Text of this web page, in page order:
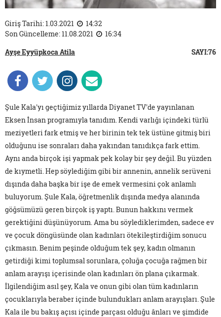
Giriş Tarihi: 1.03.2021
14:32
Son Güncelleme: 11.08.2021
16:34
Ayşe Eyyüpkoca Atila
SAYI:76
Şule Kala'yı geçtiğimiz yıllarda Diyanet TV'de yayınlanan
Eksen İnsan programıyla tanıdım. Kendi varlığı içindeki türlü
meziyetleri fark etmiş ve her birinin tek tek üstüne gitmiş biri
olduğunu ise sonraları daha yakından tanıdıkça fark ettim.
Aynı anda birçok işi yapmak pek kolay bir şey değil. Bu yüzden
de kıymetli. Hep söylediğim gibi bir annenin, annelik serüveni
dışında daha başka bir işe de emek vermesini çok anlamlı
buluyorum. Şule Kala, öğretmenlik dışında medya alanında
göğsümüzü geren birçok iş yaptı. Bunun hakkını vermek
gerektiğini düşünüyorum. Ama bu söylediklerimden, sadece ev
ve çocuk döngüsünde olan kadınları ötekileştirdiğim sonucu
çıkmasın. Benim peşinde olduğum tek şey, kadın olmanın
getirdiği kimi toplumsal sorunlara, çoluğa çocuğa rağmen bir
anlam arayışı içerisinde olan kadınları ön plana çıkarmak.
İlgilendiğim asıl şey, Kala ve onun gibi olan tüm kadınların
çocuklarıyla beraber içinde bulundukları anlam arayışları. Şule
Kala ile bu bakış açısı içinde parçası olduğu ânları ve şimdide